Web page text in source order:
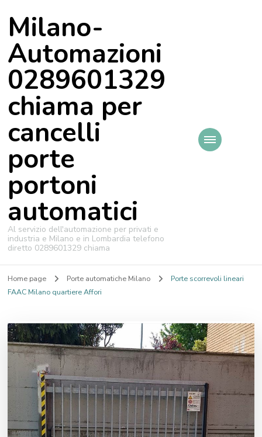
Milano-
Automazioni
0289601329
chiama per
cancelli
porte
portoni
automatici
Al servizio dell'automazione per privati e
industria e Milano e in Lombardia telefono
diretto 0289601329 chiama
Home page Porte automatiche Milano
Porte scorrevoli lineari
FAAC Milano quartiere Affori